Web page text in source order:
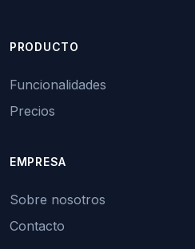
PRODUCTO
Funcionalidades
Precios
EMPRESA
Sobre nosotros
Contacto